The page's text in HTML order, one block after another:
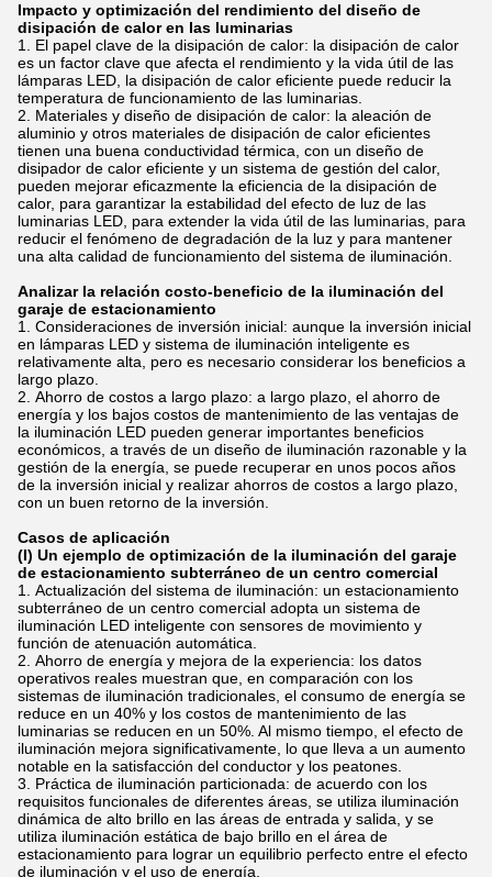
Impacto y optimización del rendimiento del diseño de
disipación de calor en las luminarias
El papel clave de la disipación de calor: la disipación de calor
es un factor clave que afecta el rendimiento y la vida útil de las
lámparas LED, la disipación de calor eficiente puede reducir la
temperatura de funcionamiento de las luminarias.
Materiales y diseño de disipación de calor: la aleación de
aluminio y otros materiales de disipación de calor eficientes
tienen una buena conductividad térmica, con un diseño de
disipador de calor eficiente y un sistema de gestión del calor,
pueden mejorar eficazmente la eficiencia de la disipación de
calor, para garantizar la estabilidad del efecto de luz de las
luminarias LED, para extender la vida útil de las luminarias, para
reducir el fenómeno de degradación de la luz y para mantener
una alta calidad de funcionamiento del sistema de iluminación.
Analizar la relación costo-beneficio de la iluminación del
garaje de estacionamiento
Consideraciones de inversión inicial: aunque la inversión inicial
en lámparas LED y sistema de iluminación inteligente es
relativamente alta, pero es necesario considerar los beneficios a
largo plazo.
Ahorro de costos a largo plazo: a largo plazo, el ahorro de
energía y los bajos costos de mantenimiento de las ventajas de
la iluminación LED pueden generar importantes beneficios
económicos, a través de un diseño de iluminación razonable y la
gestión de la energía, se puede recuperar en unos pocos años
de la inversión inicial y realizar ahorros de costos a largo plazo,
con un buen retorno de la inversión.
Casos de aplicación
(I) Un ejemplo de optimización de la iluminación del garaje
de estacionamiento subterráneo de un centro comercial
Actualización del sistema de iluminación: un estacionamiento
subterráneo de un centro comercial adopta un sistema de
iluminación LED inteligente con sensores de movimiento y
función de atenuación automática.
Ahorro de energía y mejora de la experiencia: los datos
operativos reales muestran que, en comparación con los
sistemas de iluminación tradicionales, el consumo de energía se
reduce en un 40% y los costos de mantenimiento de las
luminarias se reducen en un 50%. Al mismo tiempo, el efecto de
iluminación mejora significativamente, lo que lleva a un aumento
notable en la satisfacción del conductor y los peatones.
Práctica de iluminación particionada: de acuerdo con los
requisitos funcionales de diferentes áreas, se utiliza iluminación
dinámica de alto brillo en las áreas de entrada y salida, y se
utiliza iluminación estática de bajo brillo en el área de
estacionamiento para lograr un equilibrio perfecto entre el efecto
de iluminación y el uso de energía.